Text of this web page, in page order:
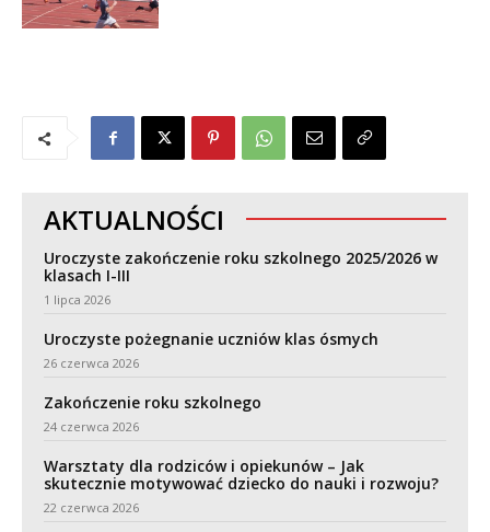
AKTUALNOŚCI
Uroczyste zakończenie roku szkolnego 2025/2026 w
klasach I-III
1 lipca 2026
Uroczyste pożegnanie uczniów klas ósmych
26 czerwca 2026
Zakończenie roku szkolnego
24 czerwca 2026
Warsztaty dla rodziców i opiekunów – Jak
skutecznie motywować dziecko do nauki i rozwoju?
22 czerwca 2026